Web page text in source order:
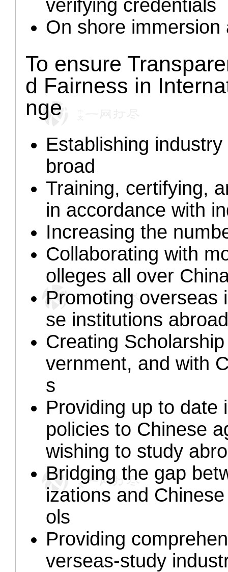
verifying credentials
On shore
To ensure
d Fairness in
nge
Establishing
broad
Training, certifying,
in accordance with
Increasing the
Collaborating with
olleges all over
Promoting overseas
se institutions abroad
Creating
vernment, and with
s
Providing up to date
policies to Chinese
wishing to study
Bridging the gap
izations and
ols
Providing
verseas-study